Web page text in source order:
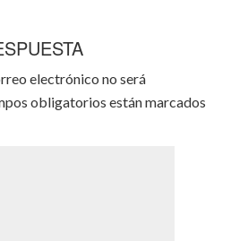
electrónico no será
obligatorios están marcados